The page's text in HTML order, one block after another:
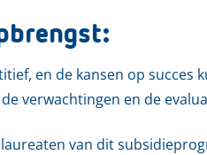
en de kansen op succes
verwachtingen en de
van dit